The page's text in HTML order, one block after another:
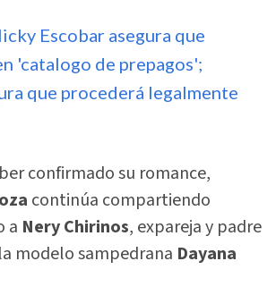
Escobar asegura que
'catalogo de prepagos';
que procederá legalmente
confirmado su romance,
continúa compartiendo
a Nery Chirinos, expareja y padre
modelo sampedrana Dayana